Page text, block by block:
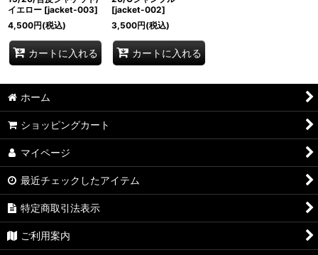
イエロー [jacket-003]
4,500円(税込)
カートに入れる
[jacket-002]
3,500円(税込)
カートに入れる
ホーム
ショッピングカート
マイページ
最近チェックしたアイテム
特定商取引法表示
ご利用案内